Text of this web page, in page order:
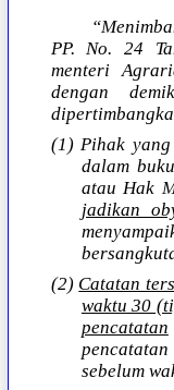
PP. No. 24
menteri
dengan
(1) Pihak
dalam
atau Hak
jadikan
(2) Catatan
waktu 30
pencatatan
sebelum